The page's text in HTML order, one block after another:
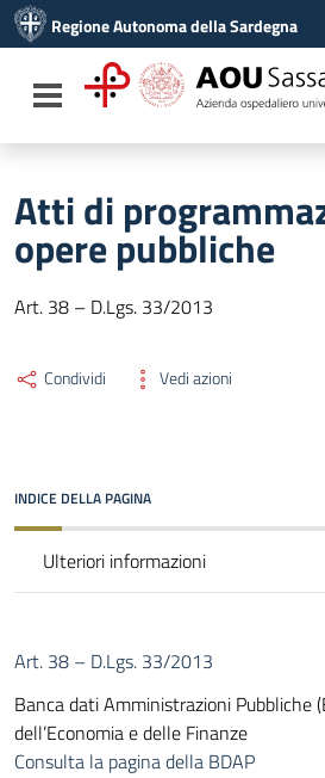
Vai al menu di navigazione
Vai al footer
Regione Autonoma della Sardegna
Toggle navigation
Atti di
opere pubbliche
Art. 38 – D.Lgs. 33/2013
Condividi Vedi azioni
INDICE DELLA PAGINA
Ulteriori informazioni
Art. 38 – D.Lgs. 33/2013
Banca dati Amministrazioni Pubbliche
dell’Economia e delle Finanze
Consulta la pagina della BDAP